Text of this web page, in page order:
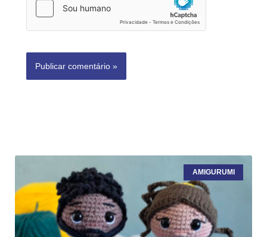
AMIGURUMI